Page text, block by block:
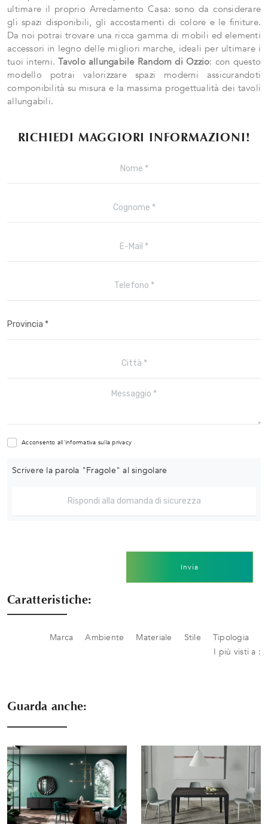
ultimare il proprio Arredamento Casa: sono da considerare
gli spazi disponibili, gli accostamenti di colore e le finiture.
Da noi potrai trovare una ricca gamma di mobili ed elementi
accessori in legno delle migliori marche, ideali per ultimare i
tuoi interni.Tavolo allungabile Random di Ozzio: con questo
modello potrai valorizzare spazi moderni assicurandoti
componibilità su misura e la massima progettualità dei tavoli
allungabili.
RICHIEDI MAGGIORI INFORMAZIONI!
Acconsento all'informativa sullaprivacy
Scrivere la parola "Fragole" al singolare
Invia
Caratteristiche:
Marca Ambiente Materiale Stile
Tipologia
I più visti a :
Guarda anche: